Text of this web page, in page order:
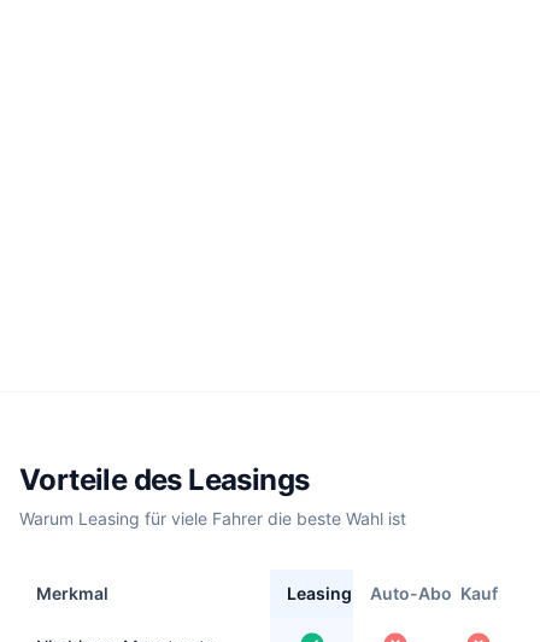
Vorteile des Leasings
Warum Leasing für viele Fahrer die beste Wahl ist
Merkmal Leasing Auto-Abo Kauf